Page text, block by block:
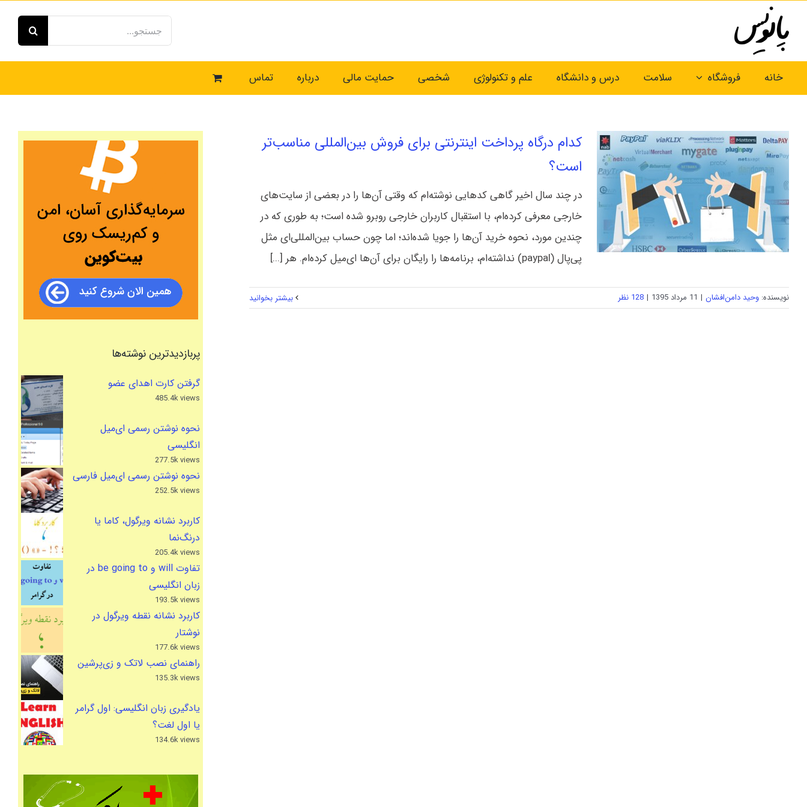
content
جستجو
برای:
خانه فروشگاه سلامت درس و دانشگاه علم و تکنولوژی شخصی حمایت مالی درباره تماس
کدام درگاه پرداخت اینترنتی برای فروش بین‌المللی مناسب‌تر
است؟
در چند سال اخیر گاهی کدهایی نوشته‌ام که وقتی آن‌ها را در بعضی از سایت‌های
خارجی معرفی کرده‌ام، با استقبال کاربران خارجی روبرو شده‌ است؛ به طوری که در
چندین مورد، نحوه خرید آن‌ها را جویا شده‌اند؛ اما چون حساب بین‌المللی‌ای مثل
پی‌پال (paypal) نداشته‌ام، برنامه‌ها را رایگان برای آن‌ها ای‌میل کرده‌ام. هر [...]
نویسنده: وحید دامن‌افشان | 11 مرداد 1395 | 128 نظر بیشتر بخوانید
پربازدیدترین نوشته‌ها
گرفتن کارت اهدای عضو
485.4k views
نحوه نوشتن رسمی ای‌میل
انگلیسی
277.5k views
نحوه نوشتن رسمی ای‌میل فارسی
252.5k views
کاربرد نشانه ویرگول، کاما یا
درنگ‌نما
205.4k views
تفاوت will و be going to در
زبان انگلیسی
193.5k views
کاربرد نشانه نقطه ویرگول در
نوشتار
177.6k views
راهنمای نصب لاتک و زی‌پرشین
135.3k views
یادگیری زبان انگلیسی: اول گرامر
یا اول لغت؟
134.6k views